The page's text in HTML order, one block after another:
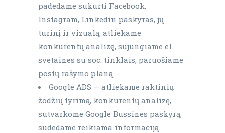
padedame sukurti Facebook,
Instagram, Linkedin paskyras, jų
turinį ir vizualą, atliekame
konkurentų analizę, sujungiame el.
svetaines su soc. tinklais, paruošiame
postų rašymo planą.
Google ADS — atliekame raktinių
žodžių tyrimą, konkurentų analizę,
sutvarkome Google Bussines paskyrą,
sudedame reikiama informaciją.